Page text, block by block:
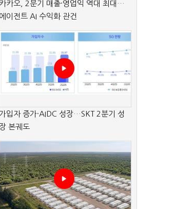
카카오, 2분기 매출·영업익 역대 최대…
에이전트 AI 수익화 관건
입자 증가·AIDC 성장…SKT 2분기 성
본궤도